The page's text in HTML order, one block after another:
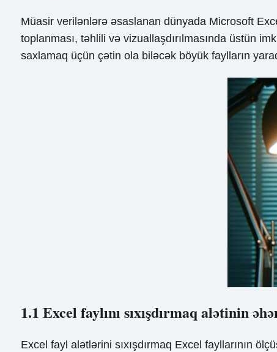
Müasir verilənlərə əsaslanan dünyada Microsoft
toplanması, təhlili və vizuallaşdırılmasında üstün
saxlamaq üçün çətin ola biləcək böyük faylların
1.1 Excel faylını sıxışdırmaq alətinin
Excel fayl alətlərini sıxışdırmaq Excel fayllarının